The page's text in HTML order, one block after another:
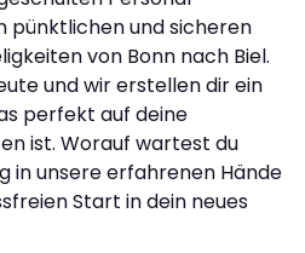
pünktlichen und sicheren
von Bonn nach Biel.
und wir erstellen dir ein
perfekt auf deine
ist. Worauf wartest du
in unsere erfahrenen Hände
Start in dein neues